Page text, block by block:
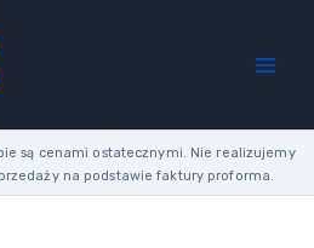
są cenami ostatecznymi. Nie realizujemy
na podstawie faktury proforma.